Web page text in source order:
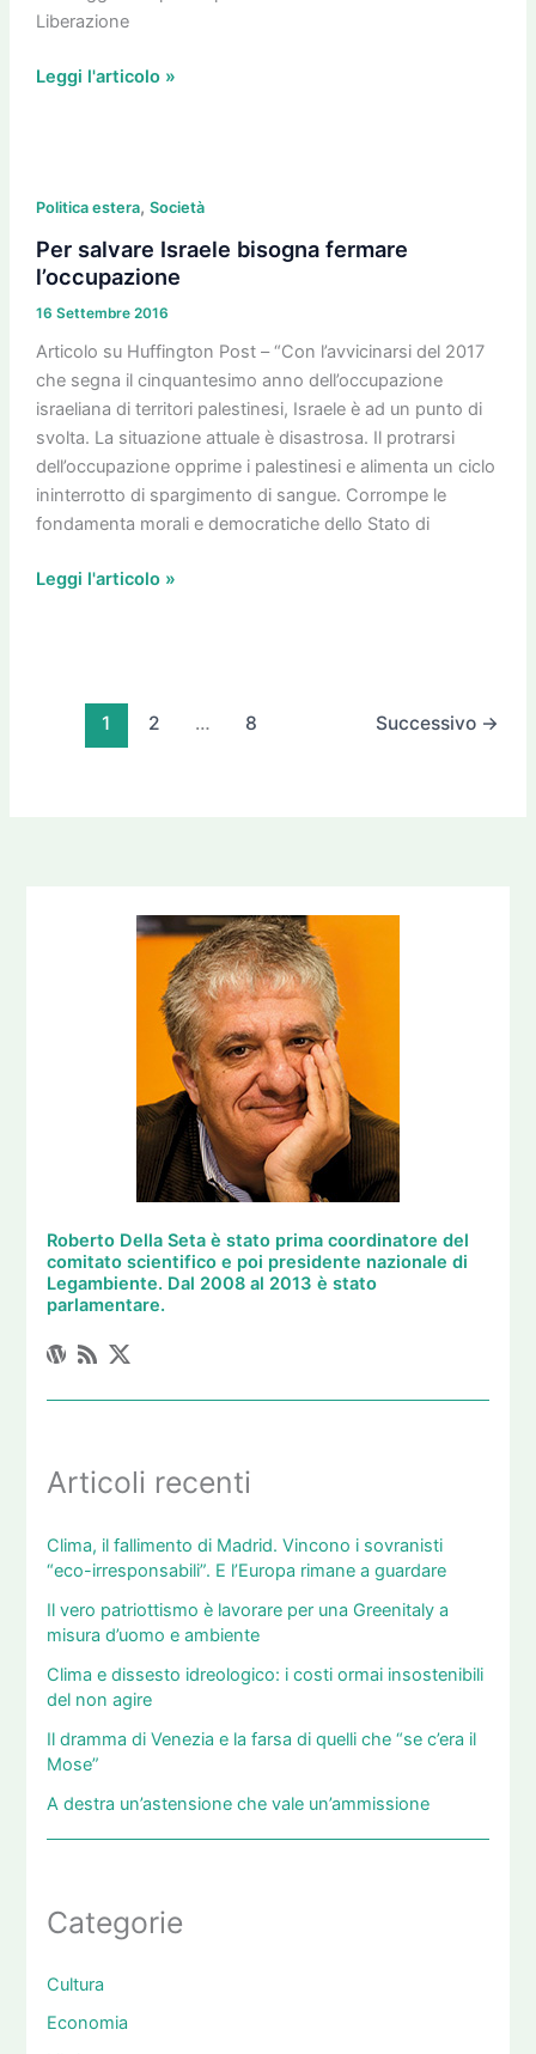
Liberazione
Leggi l'articolo »
Politica estera, Società
Per salvare Israele bisogna fermare
l’occupazione
16 Settembre 2016
Articolo su Huffington Post – “Con l’avvicinarsi del 2017
che segna il cinquantesimo anno dell’occupazione
israeliana di territori palestinesi, Israele è ad un punto di
svolta. La situazione attuale è disastrosa. Il protrarsi
dell’occupazione opprime i palestinesi e alimenta un ciclo
ininterrotto di spargimento di sangue. Corrompe le
fondamenta morali e democratiche dello Stato di
salvare
Israele
bisogna
fermare
l’occupazione
Leggi l'articolo »
1 2 … 8 Successivo →
Roberto Della Seta è stato prima coordinatore del
comitato scientifico e poi presidente nazionale di
Legambiente. Dal 2008 al 2013 è stato
parlamentare.
Articoli recenti
Clima, il fallimento di Madrid. Vincono i sovranisti
“eco-irresponsabili”. E l’Europa rimane a guardare
Il vero patriottismo è lavorare per una Greenitaly a
misura d’uomo e ambiente
Clima e dissesto idreologico: i costi ormai insostenibili
del non agire
Il dramma di Venezia e la farsa di quelli che “se c’era il
Mose”
A destra un’astensione che vale un’ammissione
Categorie
Cultura
Economia